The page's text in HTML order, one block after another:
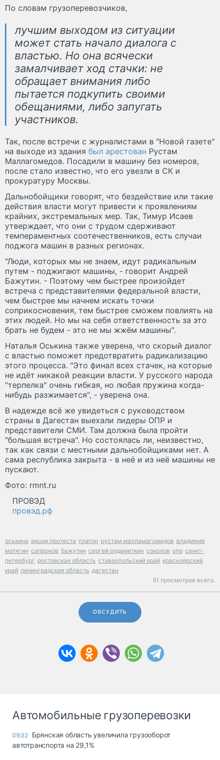
По словам грузоперевозчиков,
лучшим выходом из ситуации
может стать начало диалога с
властью. Но она всячески
замалчивает ход стачки: не
обращает внимания либо
пытается подкупить своими
обещаниями, либо запугать
участников.
Так, после встречи с журналистами в "Новой газете"
на выходе из здания был арестован Рустам
Маллагомедов. Посадили в машину без номеров,
после стало известно, что его увезли в СК и
прокуратуру Москвы.
Дальнобойщики говорят, что бездействие или такие
действия власти могут привести к проявлениям
крайних, экстремальных мер. Так, Тимур Исаев
утверждает, что они с трудом сдерживают
темпераментных соотечественников, есть случаи
поджога машин в разных регионах.
"Люди, которых мы не знаем, идут радикальным
путем - поджигают машины, - говорит Андрей
Бажутин. - Поэтому чем быстрее произойдет
встреча с представителями федеральной власти,
чем быстрее мы начнем искать точки
соприкосновения, тем быстрее сможем повлиять на
этих людей. Но мы на себя ответственность за это
брать не будем - это не мы жжём машины".
Наталья Оськина также уверена, что скорый диалог
с властью поможет предотвратить радикализацию
этого процесса. "Это финал всех стачек, на которые
не идёт никакой реакции власти. У русского народа
"терпелка" очень гибкая, но любая пружина когда-
нибудь разжимается", - уверена она.
В надежде всё же увидеться с руководством
страны в Дагестан выехали лидеры ОПР и
представители СМИ. Там должна была пройти
"большая встреча". Но состоялась ли, неизвестно,
так как связи с местными дальнобойщиками нет. А
сама республика закрыта - в неё и из неё машины не
пускают.
Фото: rmnt.ru
ПРОВЭД
провэд.рф
оськина акции протеста платон рустам малламагомедов владимир
матягин сапронов бажутин сергей рудаметкин соколов опр санкт-
петербург ростовская область ставропольский край красноярский
край ленинградская область дагестан
51 просмотров всего.
ОБСУДИТЬ
Автомобильные грузоперевозки
09:32 Брянская область увеличила грузооборот
автотранспорта на 29,1%